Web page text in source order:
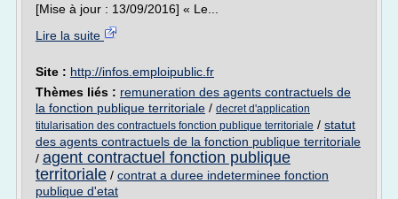
[Mise à jour : 13/09/2016] « Le...
Lire la suite
Site : http://infos.emploipublic.fr
Thèmes liés : remuneration des agents contractuels de
la fonction publique territoriale / decret d'application
titularisation des contractuels fonction publique territoriale / statut
des agents contractuels de la fonction publique territoriale
/ agent contractuel fonction publique
territoriale / contrat a duree indeterminee fonction
publique d'etat